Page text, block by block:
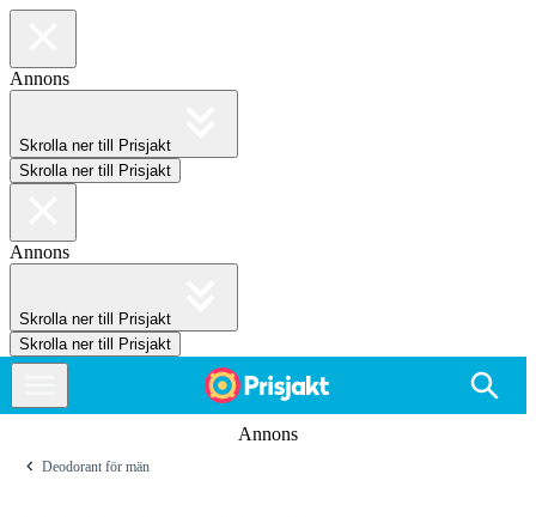
Annons
Skrolla ner till Prisjakt
Skrolla ner till Prisjakt
Annons
Skrolla ner till Prisjakt
Skrolla ner till Prisjakt
Annons
Deodorant för män